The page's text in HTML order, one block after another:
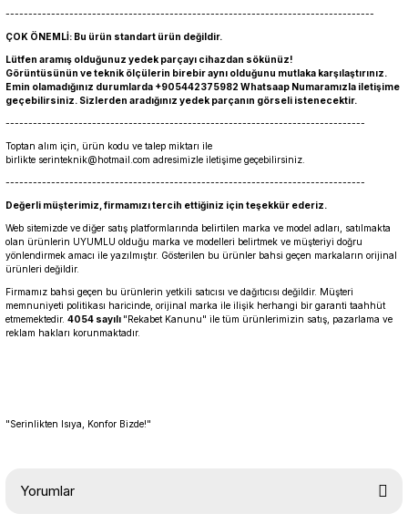
---------------------------------------------------------------------------------
ÇOK ÖNEMLİ: Bu ürün standart ürün değildir.
Lütfen aramış olduğunuz yedek parçayı cihazdan sökünüz!
Görüntüsünün ve teknik ölçülerin birebir aynı olduğunu mutlaka karşılaştırınız.
Emin olamadığınız durumlarda +905442375982 Whatsaap Numaramızla iletişime
geçebilirsiniz. Sizlerden aradığınız yedek parçanın görseli istenecektir.
-------------------------------------------------------------------------------
Toptan alım için, ürün kodu ve talep miktarı ile
birlikte serinteknik@hotmail.com adresimizle iletişime geçebilirsiniz.
-------------------------------------------------------------------------------
Değerli müşterimiz, firmamızı tercih ettiğiniz için teşekkür ederiz.
Web sitemizde ve diğer satış platformlarında belirtilen marka ve model adları, satılmakta
olan ürünlerin UYUMLU olduğu marka ve modelleri belirtmek ve müşteriyi doğru
yönlendirmek amacı ile yazılmıştır. Gösterilen bu ürünler bahsi geçen markaların orijinal
ürünleri değildir.
Firmamız bahsi geçen bu ürünlerin yetkili satıcısı ve dağıtıcısı değildir. Müşteri
memnuniyeti politikası haricinde, orijinal marka ile ilişik herhangi bir garanti taahhüt
etmemektedir. 4054 sayılı "Rekabet Kanunu" ile tüm ürünlerimizin satış, pazarlama ve
reklam hakları korunmaktadır.
"Serinlikten Isıya, Konfor Bizde!"
Yorumlar